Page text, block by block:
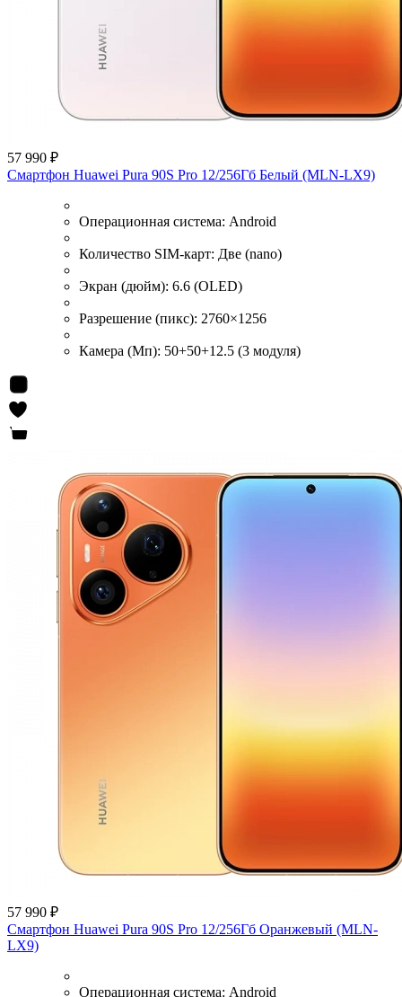
57 990 ₽
Смартфон Huawei Pura 90S Pro 12/256Гб Белый (MLN-LX9)
Операционная система: Android
Количество SIM-карт: Две (nano)
Экран (дюйм): 6.6 (OLED)
Разрешение (пикс): 2760×1256
Камера (Мп): 50+50+12.5 (3 модуля)
57 990 ₽
Смартфон Huawei Pura 90S Pro 12/256Гб Оранжевый (MLN-
LX9)
Операционная система: Android